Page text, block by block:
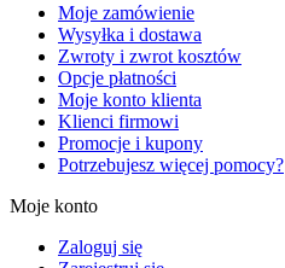
Moje zamówienie
Wysyłka i dostawa
Zwroty i zwrot kosztów
Opcje płatności
Moje konto klienta
Klienci firmowi
Promocje i kupony
Potrzebujesz więcej pomocy?
Moje konto
Zaloguj się